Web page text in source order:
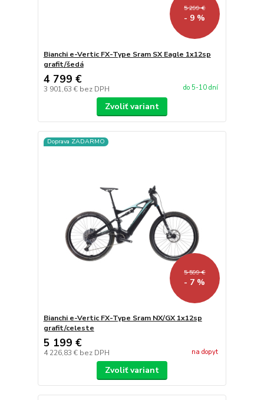
5 299 €
- 9 %
Bianchi e-Vertic FX-Type Sram SX Eagle 1x12sp
grafit/šedá
4 799 €
3 901,63 € bez DPH do 5-10 dní
Zvoliť variant
Doprava ZADARMO
5 599 €
- 7 %
Bianchi e-Vertic FX-Type Sram NX/GX 1x12sp
grafit/celeste
5 199 €
4 226,83 € bez DPH na dopyt
Zvoliť variant